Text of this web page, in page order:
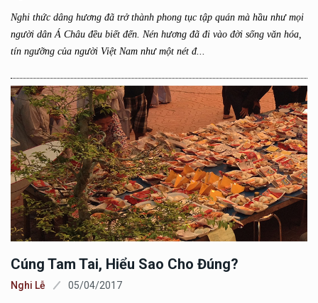
Nghi thức dâng hương đã trở thành phong tục tập quán mà hầu như mọi
người dân Á Châu đều biết đến. Nén hương đã đi vào đời sống văn hóa,
tín ngưỡng của người Việt Nam như một nét đ...
Cúng Tam Tai, Hiểu Sao Cho Đúng?
Nghi Lễ 05/04/2017